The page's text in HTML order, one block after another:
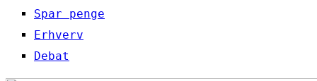
Spar penge
Erhverv
Debat